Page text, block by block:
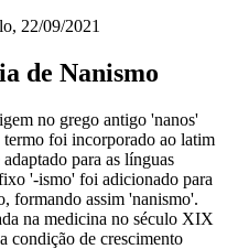
22/09/2021
de Nanismo
no grego antigo 'nanos'
foi incorporado ao latim
para as línguas
'-ismo' foi adicionado para
formando assim 'nanismo'.
na medicina no século XIX
condição de crescimento